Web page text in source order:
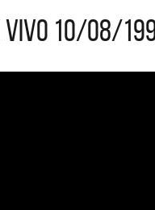
10/08/
La colección
nuevos artistas.